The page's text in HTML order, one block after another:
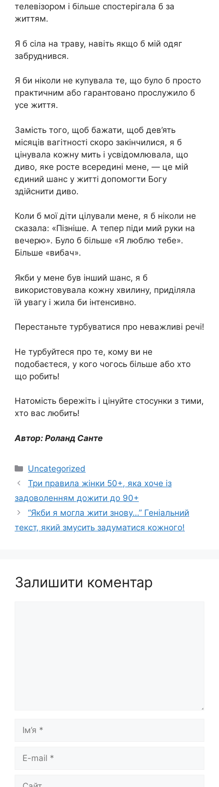
телевізором і більше спостерігала б за
життям.
Я б сіла на траву, навіть якщо б мій одяг
забруднився.
Я би ніколи не купувала те, що було б просто
практичним або гарантовано прослужило б
усе життя.
Замість того, щоб бажати, щоб дев’ять
місяців вагітності скоро закінчилися, я б
цінувала кожну мить і усвідомлювала, що
диво, яке росте всередині мене, — це мій
єдиний шанс у житті допомогти Богу
здійснити диво.
Коли б мої діти цілували мене, я б ніколи не
сказала: «Пізніше. А тепер піди мий руки на
вечерю». Було б більше «Я люблю тебе».
Більше «вибач».
Якби у мене був інший шанс, я б
використовувала кожну хвилину, приділяла
їй увагу і жила би інтенсивно.
Перестаньте турбуватися про неважливі речі!
Не турбуйтеся про те, кому ви не
подобаєтеся, у кого чогось більше або хто
що робить!
Натомість бережіть і цінуйте стосунки з тими,
хто вас любить!
Автор: Роланд Санте
Категорії
Uncategorized
Три правила жінки 50+, яка хоче із
задоволенням дожити до 90+
“Якби я могла жити знову…” Геніальний
текст, який змусить задуматися кожного!
Залишити коментар
mail